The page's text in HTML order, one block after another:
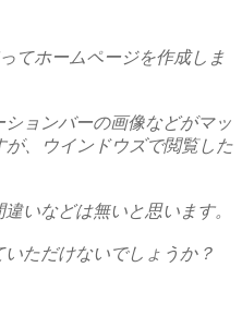
てホームページを作成しま
ョンバーの画像などがマッ
、ウインドウズで閲覧した
いなどは無いと思います。
ただけないでしょうか？